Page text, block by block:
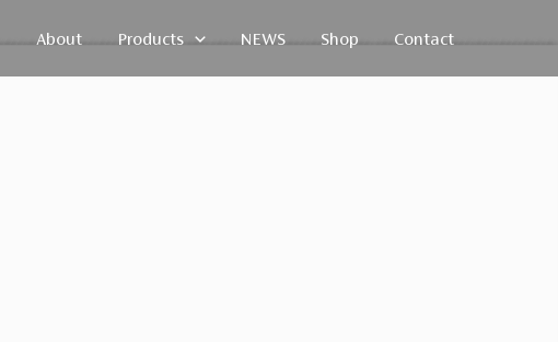
About Products NEWS Shop Contact